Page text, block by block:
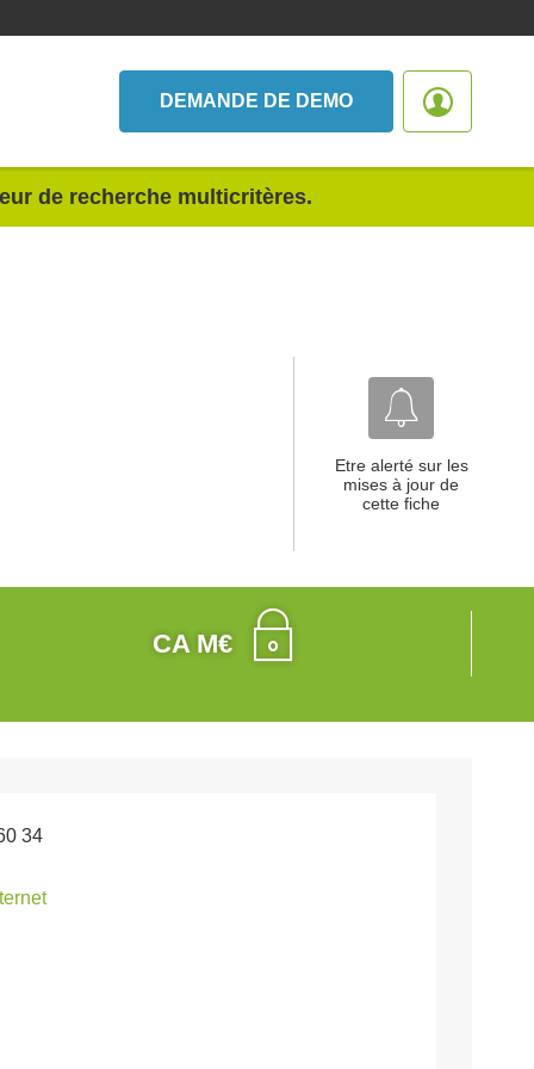
DEMANDE DE DEMO
de recherche multicritères.
Etre alerté sur les
mises à jour de
cette fiche
CA M€
34